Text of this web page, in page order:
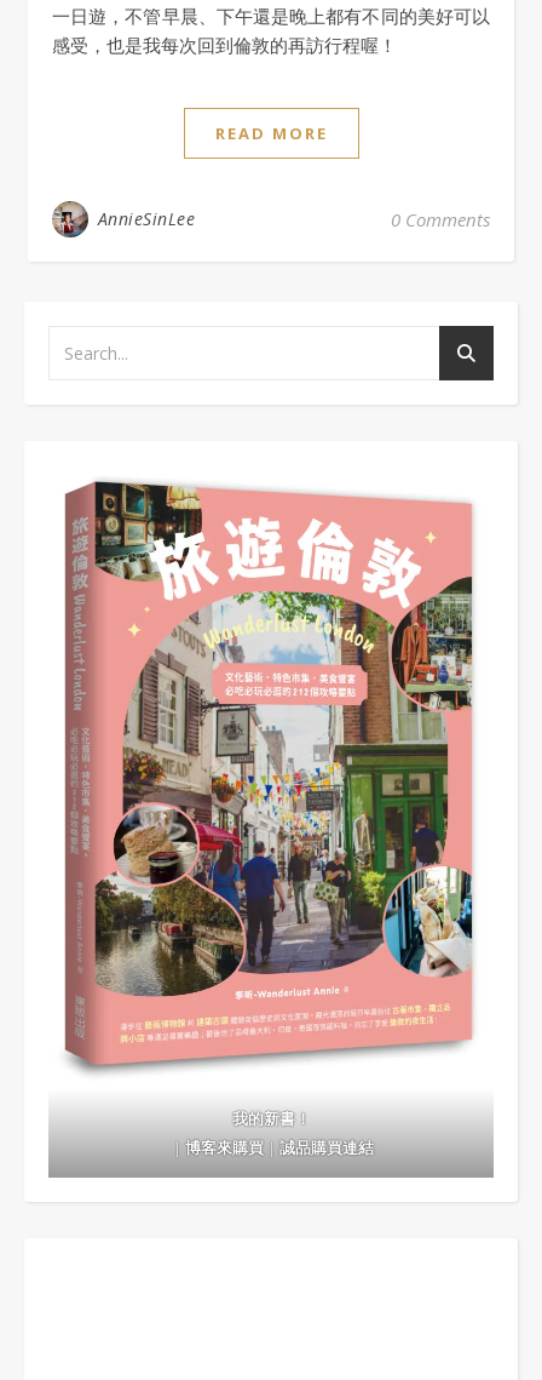
一日遊，不管早晨、下午還是晚上都有不同的美好可以
感受，也是我每次回到倫敦的再訪行程喔！
READ MORE
AnnieSinLee 0 Comments
我的新書！
｜博客來購買｜誠品購買連結